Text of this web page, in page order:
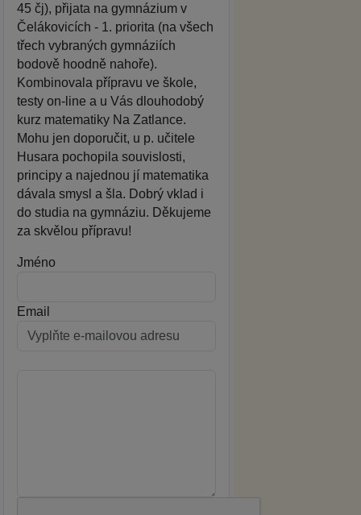
45 čj), přijata na gymnázium v
Čelákovicích - 1. priorita (na všech
třech vybraných gymnáziích
bodově hoodně nahoře).
Kombinovala přípravu ve škole,
testy on-line a u Vás dlouhodobý
kurz matematiky Na Zatlance.
Mohu jen doporučit, u p. učitele
Husara pochopila souvislosti,
principy a najednou jí matematika
dávala smysl a šla. Dobrý vklad i
do studia na gymnáziu. Děkujeme
za skvělou přípravu!
Jméno
Email